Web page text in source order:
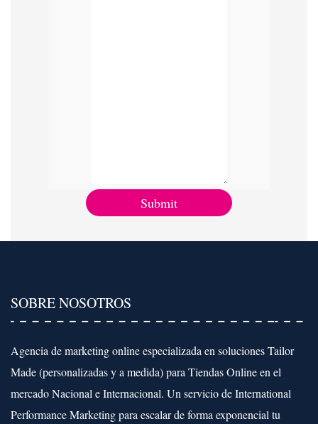
SOBRE NOSOTROS
Agencia de marketing online especializada en soluciones Tailor
Made (personalizadas y a medida) para Tiendas Online en el
mercado Nacional e Internacional. Un servicio de International
Performance Marketing para escalar de forma exponencial tu